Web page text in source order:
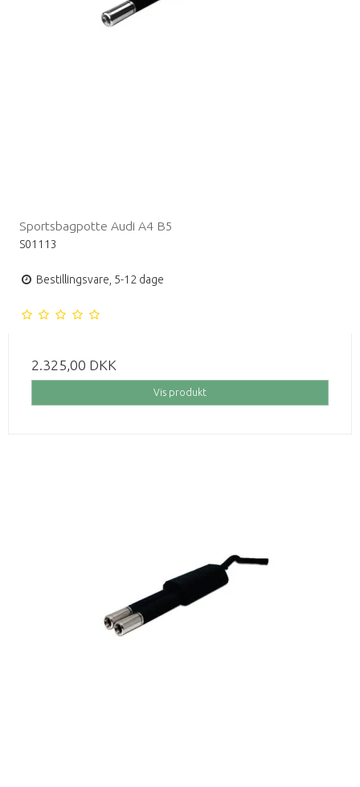
Sportsbagpotte Audi A4 B5
S01113
Bestillingsvare, 5-12 dage
2.325,00 DKK
Vis produkt